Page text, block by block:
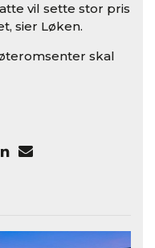
vil sette stor pris
sier Løken.
skal